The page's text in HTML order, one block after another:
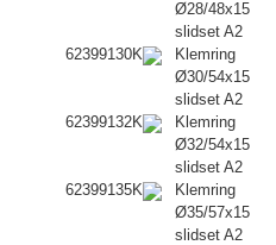
Ø28/48x15
slidset A2
62399130K
Klemring
Ø30/54x15
slidset A2
62399132K
Klemring
Ø32/54x15
slidset A2
62399135K
Klemring
Ø35/57x15
slidset A2